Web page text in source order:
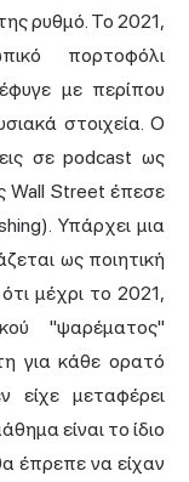
ρυθμό. Το 2021,
πορτοφόλι
με περίπου
στοιχεία. Ο
σε podcast ως
Wall Street έπεσε
Υπάρχει μια
ως ποιητική
ότι μέχρι το 2021,
"ψαρέματος"
για κάθε ορατό
είχε μεταφέρει
είναι το ίδιο
έπρεπε να είχαν